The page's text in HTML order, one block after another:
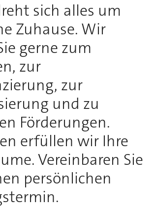
sich alles um
Zuhause. Wir
gerne zum
zur
zur
und zu
Förderungen.
erfüllen wir Ihre
Vereinbaren Sie
persönlichen